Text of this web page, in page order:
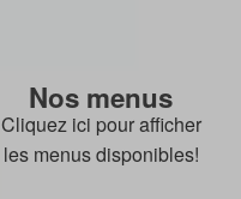
Nos menus
Cliquez ici pour afficher
les menus disponibles!